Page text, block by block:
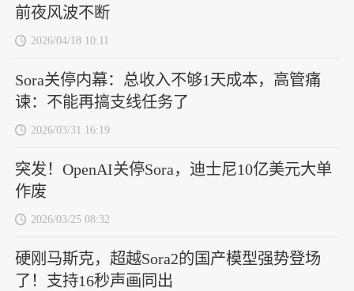
前夜风波不断
2026/04/18 10:11
Sora关停内幕：总收入不够1天成本，高管痛
谏：不能再搞支线任务了
2026/03/31 16:19
突发！OpenAI关停Sora，迪士尼10亿美元大单
作废
2026/03/25 08:32
硬刚马斯克，超越Sora2的国产模型强势登场
了！支持16秒声画同出